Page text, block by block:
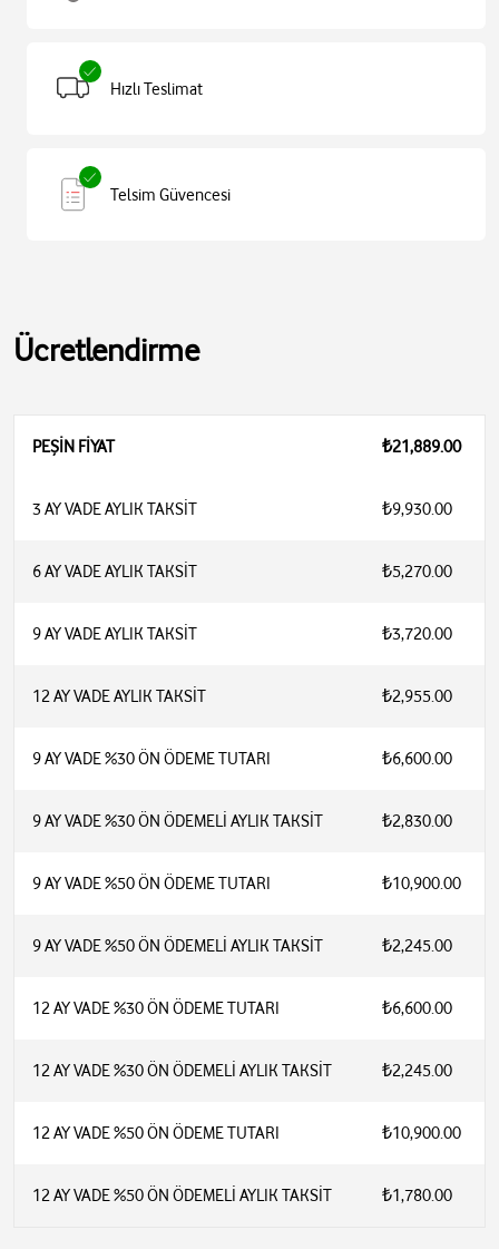
Hızlı Teslimat
Telsim Güvencesi
Ücretlendirme
PEŞİN FİYAT ₺21,889.00
3 AY VADE AYLIK TAKSİT ₺9,930.00
6 AY VADE AYLIK TAKSİT ₺5,270.00
9 AY VADE AYLIK TAKSİT ₺3,720.00
12 AY VADE AYLIK TAKSİT ₺2,955.00
9 AY VADE %30 ÖN ÖDEME TUTARI ₺6,600.00
9 AY VADE %30 ÖN ÖDEMELİ AYLIK TAKSİT ₺2,830.00
9 AY VADE %50 ÖN ÖDEME TUTARI ₺10,900.00
9 AY VADE %50 ÖN ÖDEMELİ AYLIK TAKSİT ₺2,245.00
12 AY VADE %30 ÖN ÖDEME TUTARI ₺6,600.00
12 AY VADE %30 ÖN ÖDEMELİ AYLIK TAKSİT ₺2,245.00
12 AY VADE %50 ÖN ÖDEME TUTARI ₺10,900.00
12 AY VADE %50 ÖN ÖDEMELİ AYLIK TAKSİT ₺1,780.00